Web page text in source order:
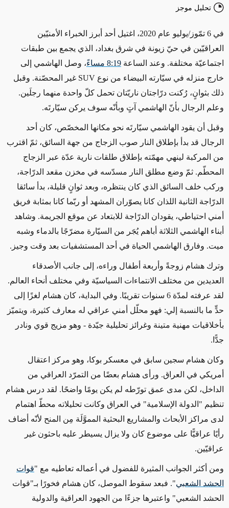
تحليل موجز
في 6 تمّوز/يوليو عام 2020، اغتيل أحد أبرز الخبراء الأمنيّين
العراقيّين في حيّ زيونة في شرق بغداد، الذي يجمع بين طبقات
اجتماعيّة مختلفة. وعند الساعة 8:19 مساءً
، وصل الهاشمي إلى
خارج منزله في سيّارته البيضاء من نوع SUV غير المحصّنة. وقبل
ذلك بثوانٍ، رُكنت درّاجتان ناريّتان تحمل كلّ واحدة منهما رجلَين.
وعلم الرجال بأنّ الهاشمي آتٍ وبأنّه سوف يركن سيّارتَه.
وقبل أن يقود الهاشمي سيّارتَه نحو مكانها المخصّص، كان أحد
الرجال قد بدأ بإطلاق النار صوب الزجاج من جهة السائق، ثمّ اقترب
من المركبة لينهي مهمّته بإطلاق طلقات نارية عدّة عبر الزجاج
المحطّم. ثمّ وضع مطلق النار مسدّسه في مخزن مقعد الدرّاجة،
وركب خلف السائق الذي كان ينتظره، وبعد ثوانٍ قليلة، بدأ سائقا
الدرّاجة الثانية اللذان كانا يصوّران المشهد أو ربّما كانا بمثابة فريق
أمني احتياطي، يقودان الدرّاجة للابتعاد عن موقع الجريمة. وشاهد
أبناء الهاشمي الثلاثة أباهم يُجَر من السيّارة مضرّجًا بالدماء وشبه
ميت. وفارق الهاشمي الحياة في أحد المستشفيات بعد وقت وجيز.
وترك هشام زوجةً وأربعة أطفال وراءه، إلى جانب الأصدقاء
العديدين من مختلف الانتماءات السياسيّة وفي مختلف أنحاء العالم.
لقد عرفته لمدّة 6 سنوات تقريبًا. وفي البداية، كان هشام لغزًا إلى
حدٍّ ما بالنسبة إلي: فهو محلّل أمني عراقي له معارف كثيرة، ويتميّز
بأخلاقيات مهنية متينة وغرائز تحليلية جيّدة - وهو مزيج قوي ونادر
جدًّا.
وكان هشام سجين سابق في معسكر بوكا، وهو مركز اعتقال
أمريكي في العراق. ورأى هشام بعضًا من التمرّد العراقي من
الداخل، لكن مدى عمق تورّطه لم يكن يومًا واضحًا. لقد درس هشام
تنظيم "الدولة الإسلامية" في العراق وكانت تحليلاته محطّ اهتمام
لدى مراكز الأبحاث والمشاريع البحثية المموَّلَة مِن المنح لأنّه أضاف
رأيًا عراقيًّا على موضوع كان ولا يزال يسيطر عليه باحثون غير
عراقيّين.
ومن أكثر الجوانب المثيرة للفضول في أعماله تعاطيه مع "قوات
الحشد الشعبي". فبعد سقوط الموصل، كان هشام فخورًا بـ"قوات
الحشد الشعبي" واعتبرها جزءًا من الجهود العراقية والدولية